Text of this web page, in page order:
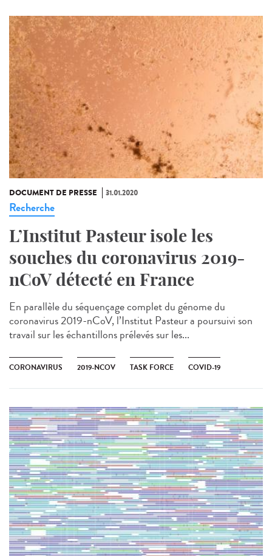
DOCUMENT DE PRESSE 31.01.2020
Recherche
L’Institut Pasteur isole les
souches du coronavirus 2019-
nCoV détecté en France
En parallèle du séquençage complet du génome du
coronavirus 2019-nCoV, l’Institut Pasteur a poursuivi son
travail sur les échantillons prélevés sur les...
CORONAVIRUS 2019-NCOV TASK FORCE COVID-19